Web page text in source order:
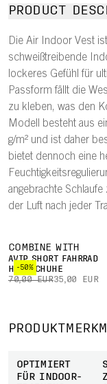
PRODUCT
Die Air Indoor Vest
schweißtreibende
lockeres Gefühl für
Passform fällt die
zu kleben, was den
Modell besteht aus
g/m² und ist daher
bietet dennoch eine
angebrachte
der Luft nach jeder
COMBINE WITH
-50%
AVIP SHORT FAHRRAD
HANDSCHUHE
70,00 EUR35,00 EUR
OPTIMIERT
FÜR INDOOR-